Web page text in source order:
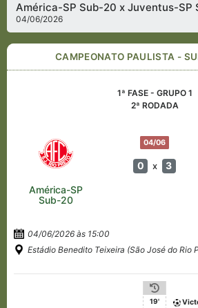
América-SP Sub-20 x Juventus-
04/06/2026
CAMPEONATO PAULISTA -
1ª FASE - GRUPO 1
2ª RODADA
04/06
0 x 3
América-SP
Sub-20
04/06/2026 às 15:00
Estádio Benedito Teixeira (São José do Rio
19'